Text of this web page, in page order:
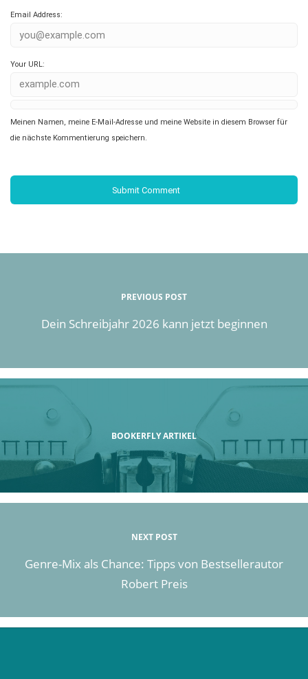
Email Address:
Your URL:
Meinen Namen, meine E-Mail-Adresse und meine Website in diesem Browser für
die nächste Kommentierung speichern.
PREVIOUS POST
Dein Schreibjahr 2026 kann jetzt beginnen
BOOKERFLY ARTIKEL
NEXT POST
Genre-Mix als Chance: Tipps von Bestsellerautor
Robert Preis